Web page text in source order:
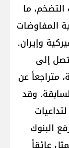
ما
المفاوضات
وإيران.
إلى
للأونصة، متراجعاً عن
وقد
البنوك